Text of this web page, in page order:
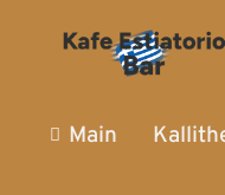
Main